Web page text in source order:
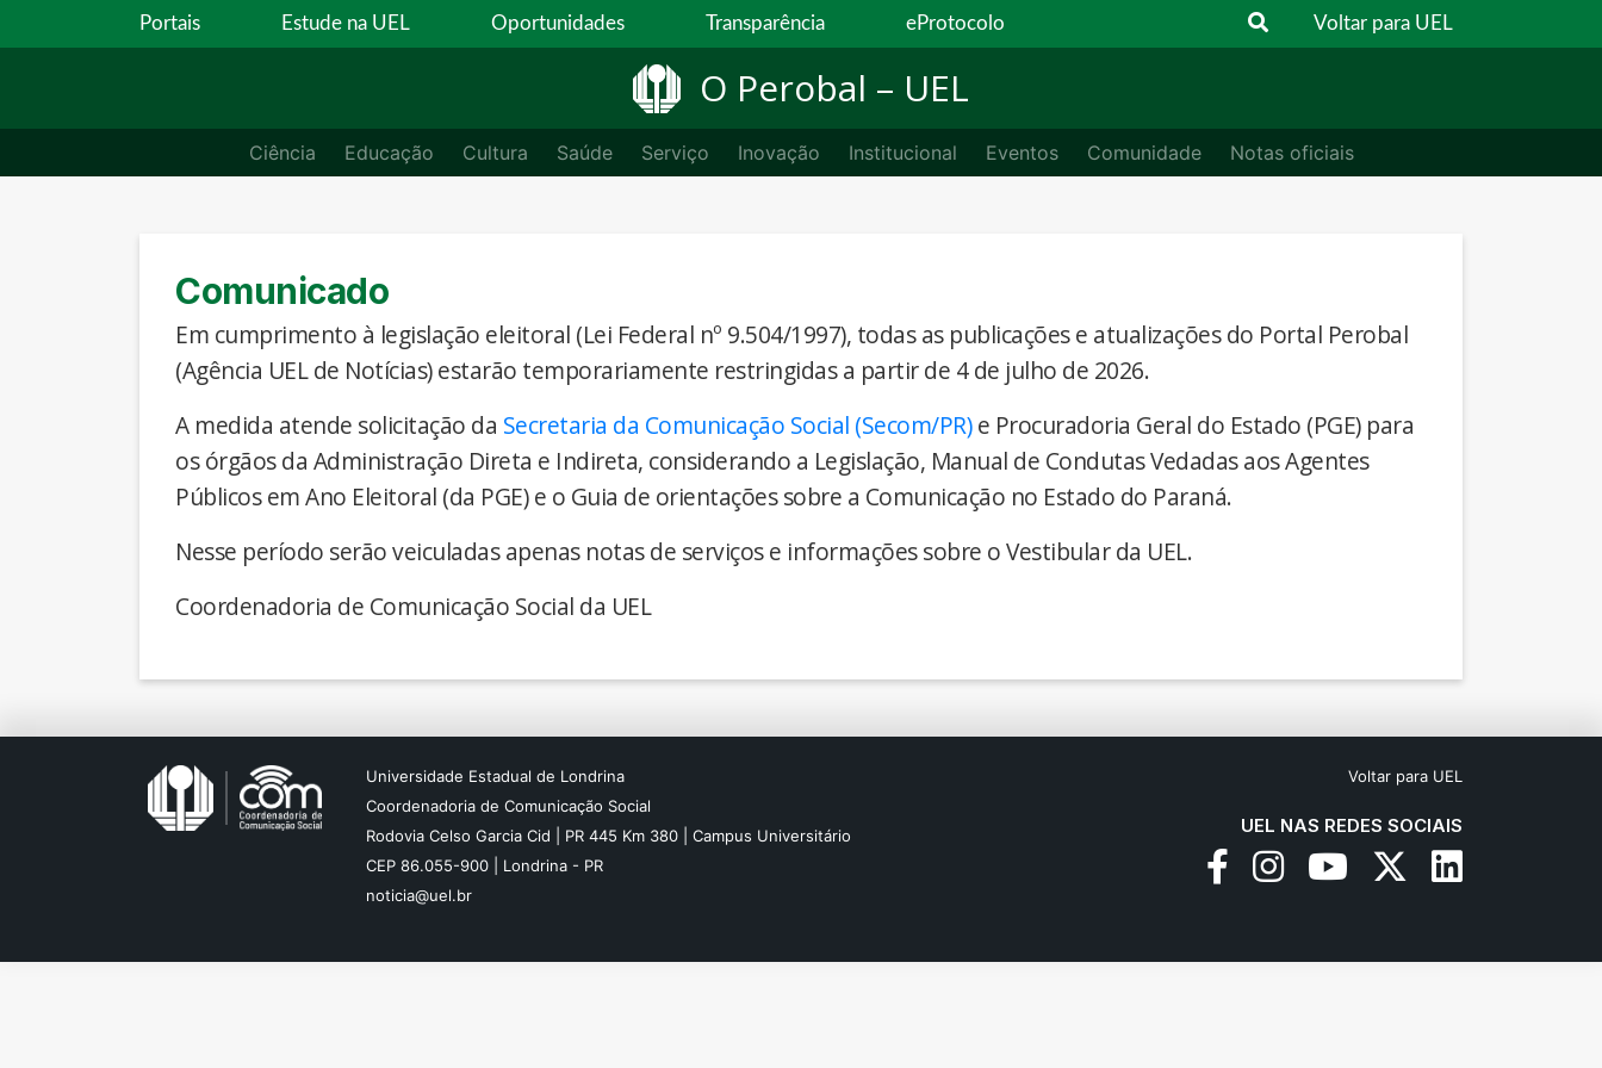
Portais Estude na UEL Oportunidades Transparência eProtocolo Voltar para UEL
O Perobal – UEL
Ciência Educação Cultura Saúde Serviço Inovação Institucional Eventos Comunidade Notas oficiais
Comunicado
Em cumprimento à legislação eleitoral (Lei Federal nº 9.504/1997), todas as publicações e atualizações do Portal Perobal
(Agência UEL de Notícias) estarão temporariamente restringidas a partir de 4 de julho de 2026.
A medida atende solicitação da Secretaria da Comunicação Social (Secom/PR)e Procuradoria Geral do Estado (PGE) para
os órgãos da Administração Direta e Indireta, considerando a Legislação, Manual de Condutas Vedadas aos Agentes
Públicos em Ano Eleitoral (da PGE) e o Guia de orientações sobre a Comunicação no Estado do Paraná.
Nesse período serão veiculadas apenas notas de serviços e informações sobre o Vestibular da UEL.
Coordenadoria de Comunicação Social da UEL
Universidade Estadual de Londrina
Coordenadoria de Comunicação Social
Rodovia Celso Garcia Cid | PR 445 Km 380 | Campus Universitário
CEP 86.055-900 | Londrina - PR
noticia@uel.br
Voltar para UEL
UEL NAS REDES SOCIAIS